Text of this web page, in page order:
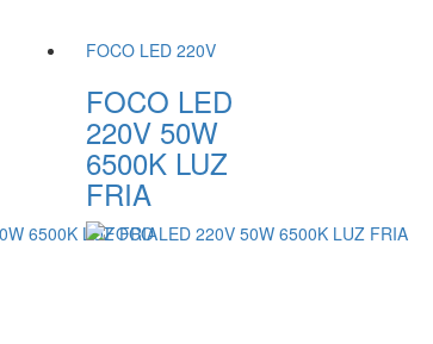
FOCO LED 220V
FOCO LED
220V 50W
6500K LUZ
FRIA